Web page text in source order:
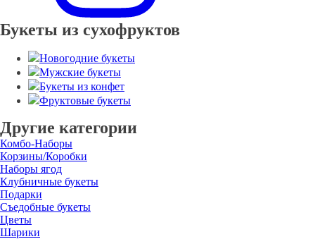
Букеты из сухофруктов
Новогодние букеты
Мужские букеты
Букеты из конфет
Фруктовые букеты
Другие категории
Комбо-Наборы
Корзины/Коробки
Наборы ягод
Клубничные букеты
Подарки
Съедобные букеты
Цветы
Шарики